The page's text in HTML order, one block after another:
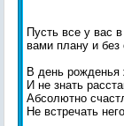
Пусть все у вас
вами плану и без
В день рожденья
И не знать
Абсолютно
Не встречать